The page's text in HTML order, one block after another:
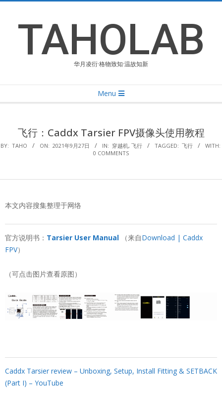
contentTAHOLAB
华月凌衍·格物致知·温故知新
Navigation
Menu
飞行：Caddx Tarsier FPV摄像头使用教程
BY: TAHO ON: 2021年9月27日 IN: 穿越机, 飞行 TAGGED: 飞行
WITH:
0 COMMENTS
本文内容搜集整理于网络
官方说明书： Tarsier User Manual （来自Download | Caddx
FPV）
（可点击图片查看原图）
Caddx Tarsier review – Unboxing, Setup, Install Fitting & SETBACK
(Part I) – YouTube